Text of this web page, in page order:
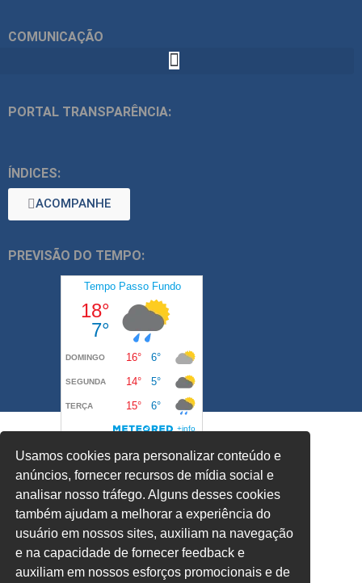
COMUNICAÇÃO
PORTAL TRANSPARÊNCIA:
ÍNDICES:
ACOMPANHE
PREVISÃO DO TEMPO:
Usamos cookies para personalizar conteúdo e
anúncios, fornecer recursos de mídia social e
analisar nosso tráfego. Alguns desses cookies
também ajudam a melhorar a experiência do
usuário em nossos sites, auxiliam na navegação
e na capacidade de fornecer feedback e
auxiliam em nossos esforços promocionais e de